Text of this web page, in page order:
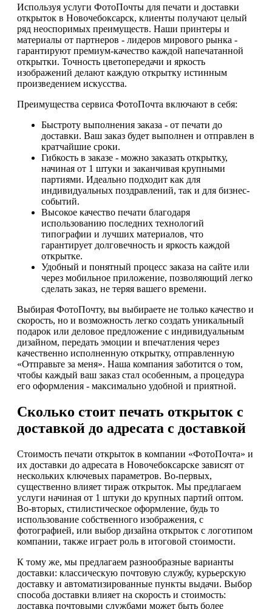
Используя услуги ФотоПочты для печати и доставки
открыток в Новочебоксарск, клиенты получают целый
ряд неоспоримых преимуществ. Наши принтеры и
материалы от партнеров - лидеров мирового рынка -
гарантируют премиум-качество каждой напечатанной
открытки. Точность цветопередачи и яркость
изображений делают каждую открытку истинным
произведением искусства.
Преимущества сервиса ФотоПочта включают в себя:
Быстроту выполнения заказа - от печати до
доставки. Ваш заказ будет выполнен и отправлен в
кратчайшие сроки.
Гибкость в заказе - можно заказать открытку,
начиная от 1 штуки и заканчивая крупными
партиями. Идеально подходит как для
индивидуальных поздравлений, так и для бизнес-
событий.
Высокое качество печати благодаря
использованию последних технологий
типографии и лучших материалов, что
гарантирует долговечность и яркость каждой
открытке.
Удобный и понятный процесс заказа на сайте или
через мобильное приложение, позволяющий легко
сделать заказ, не теряя вашего времени.
Выбирая ФотоПочту, вы выбираете не только качество и
скорость, но и возможность легко создать уникальный
подарок или деловое предложение с индивидуальным
дизайном, передать эмоции и впечатления через
качественно исполненную открытку, отправленную
«Отправьте за меня». Наша компания заботится о том,
чтобы каждый ваш заказ стал особенным, а процедура
его оформления - максимально удобной и приятной.
Сколько стоит печать открыток с
доставкой до адресата с доставкой
Стоимость печати открыток в компании «ФотоПочта» и
их доставки до адресата в Новочебоксарске зависят от
нескольких ключевых параметров. Во-первых,
существенно влияет тираж открыток. Мы предлагаем
услуги начиная от 1 штуки до крупных партий оптом.
Во-вторых, стилистическое оформление, будь то
использование собственного изображения, с
фотографией, или выбор дизайна открыток с логотипом
компании, также играет роль в итоговой стоимости.
К тому же, мы предлагаем разнообразные варианты
доставки: классическую почтовую службу, курьерскую
доставку и автоматизированные пункты выдачи. Выбор
способа доставки влияет на скорость и стоимость:
доставка почтовыми службами может быть более